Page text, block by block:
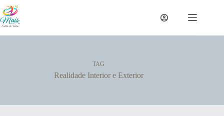
TAG
Realidade Interior e Exterior